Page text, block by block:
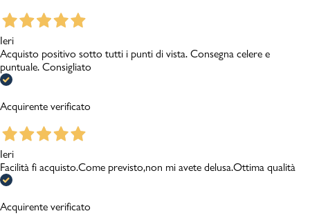
Ieri
Acquisto positivo sotto tutti i punti di vista. Consegna celere e
puntuale. Consigliato
Acquirente verificato
Ieri
Facilità fi acquisto.Come previsto,non mi avete delusa.Ottima qualità
Acquirente verificato